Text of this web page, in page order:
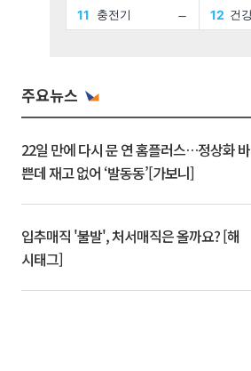
주요뉴스
22일 만에 다시 문 연 홈플러스…정상화 바
쁜데 재고 없어 ‘발동동’[가보니]
입추매직 '불발', 처서매직은 올까요? [해
시태그]